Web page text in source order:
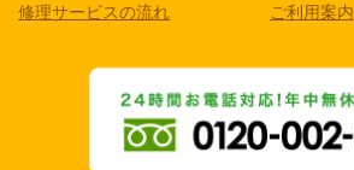
修理サービスの流れ ご利用案内